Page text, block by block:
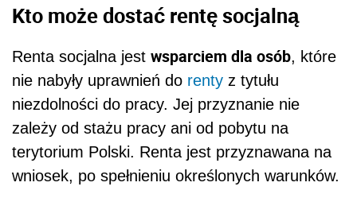
Kto może dostać rentę socjalną
Renta socjalna jest wsparciem dla osób, które
nie nabyły uprawnień do renty z tytułu
niezdolności do pracy. Jej przyznanie nie
zależy od stażu pracy ani od pobytu na
terytorium Polski. Renta jest przyznawana na
wniosek, po spełnieniu określonych warunków.